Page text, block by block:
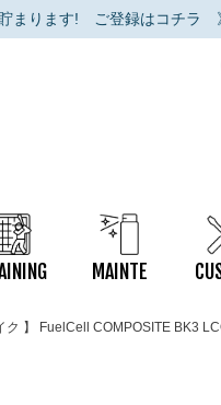
まります! ご登録はコチラ
MAINTE
ク 】 FuelCell COMPOSITE BK3